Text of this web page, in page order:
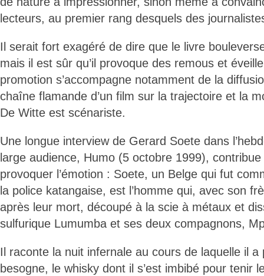
lecteurs, au premier rang desquels des
Il serait fort exagéré de dire que le livre
mais il est sûr qu’il provoque des remous et
promotion s’accompagne notamment de la
chaîne flamande d’un film sur la trajectoire et la
De Witte est scénariste.
Une longue interview de Gerard Soete dans
large audience, Humo (5 octobre 1999),
provoquer l’émotion : Soete, un Belge qui fut
la police katangaise, est l’homme qui, avec son
après leur mort, découpé à la scie à métaux et
sulfurique Lumumba et ses deux compagnons,
Il raconte la nuit infernale au cours de laquelle il a
besogne, le whisky dont il s’est imbibé pour tenir